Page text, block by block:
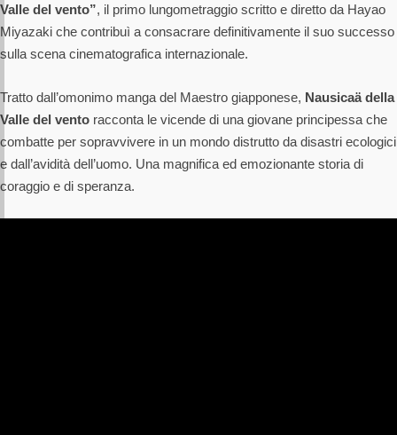
Valle del vento”, il primo lungometraggio scritto e diretto da Hayao
Miyazaki che contribuì a consacrare definitivamente il suo successo
sulla scena cinematografica internazionale.
Tratto dall’omonimo manga del Maestro giapponese, Nausicaä della
Valle del vento racconta le vicende di una giovane principessa che
combatte per sopravvivere in un mondo distrutto da disastri ecologici
e dall’avidità dell’uomo. Una magnifica ed emozionante storia di
coraggio e di speranza.